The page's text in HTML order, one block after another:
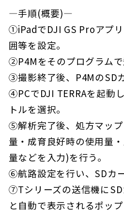
―手順(概要)―
①iPadでDJI GS Proアプ
囲等を設定。
②P4Mをそのプログラムで
③撮影終了後、P4MのSD
④PCでDJI TERRAを起動
トルを選択。
⑤解析完了後、処方マッ
量・成育良好時の使用量
量などを入力)を行う。
⑥航路設定を行い、SDカ
⑦Tシリーズの送信機に
と自動で表示されるポッ